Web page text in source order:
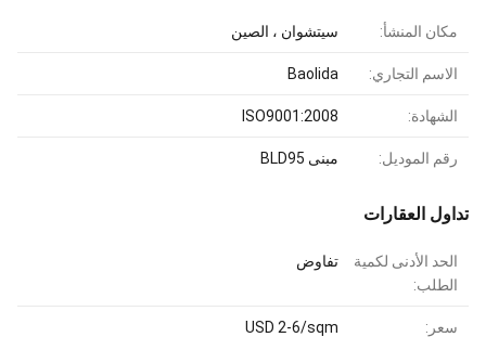
مكان المنشأ: سيتشوان ، الصين
الاسم التجاري: Baolida
الشهادة: ISO9001:2008
رقم الموديل: مبنى BLD95
تداول العقارات
الحد الأدنى لكمية
الطلب:
تفاوض
سعر: USD 2-6/sqm